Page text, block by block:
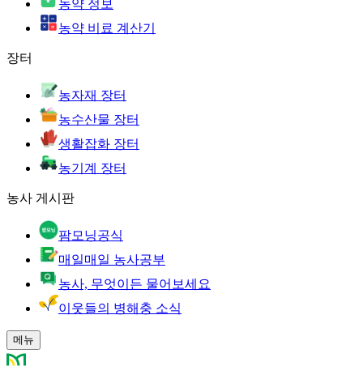
농약 정보
농약 비료 계산기
장터
농자재 장터
농수산물 장터
생활잡화 장터
농기계 장터
농사 게시판
팜모닝공식
매일매일 농사공부
농사, 무엇이든 물어보세요
이웃들의 병해충 소식
메뉴